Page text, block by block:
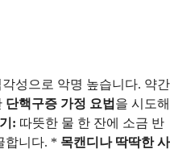
성으로 악명 높습니다. 약간
단핵구증 가정 요법 을 시도해
: 따뜻한 물 한 잔에 소금 반
합니다. * 목캔디나 딱딱한 사